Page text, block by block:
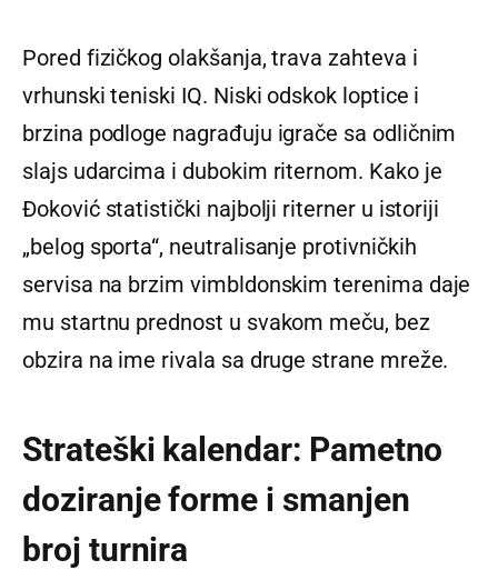
Pored fizičkog olakšanja, trava zahteva i
vrhunski teniski IQ. Niski odskok loptice i
brzina podloge nagrađuju igrače sa odličnim
slajs udarcima i dubokim riternom. Kako je
Đoković statistički najbolji riterner u istoriji
„belog sporta“, neutralisanje protivničkih
servisa na brzim vimbldonskim terenima daje
mu startnu prednost u svakom meču, bez
obzira na ime rivala sa druge strane mreže.
Strateški kalendar: Pametno
doziranje forme i smanjen
broj turnira